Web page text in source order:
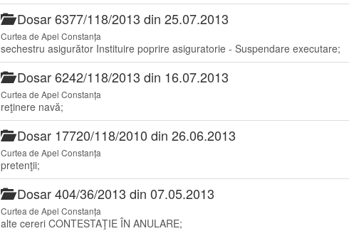
Dosar 6377/118/2013 din 25.07.2013
Curtea de Apel Constanța
sechestru asigurător Instituire poprire asiguratorie - Suspendare executare;
Dosar 6242/118/2013 din 16.07.2013
Curtea de Apel Constanța
reţinere navă;
Dosar 17720/118/2010 din 26.06.2013
Curtea de Apel Constanța
pretenţii;
Dosar 404/36/2013 din 07.05.2013
Curtea de Apel Constanța
alte cereri CONTESTAŢIE ÎN ANULARE;